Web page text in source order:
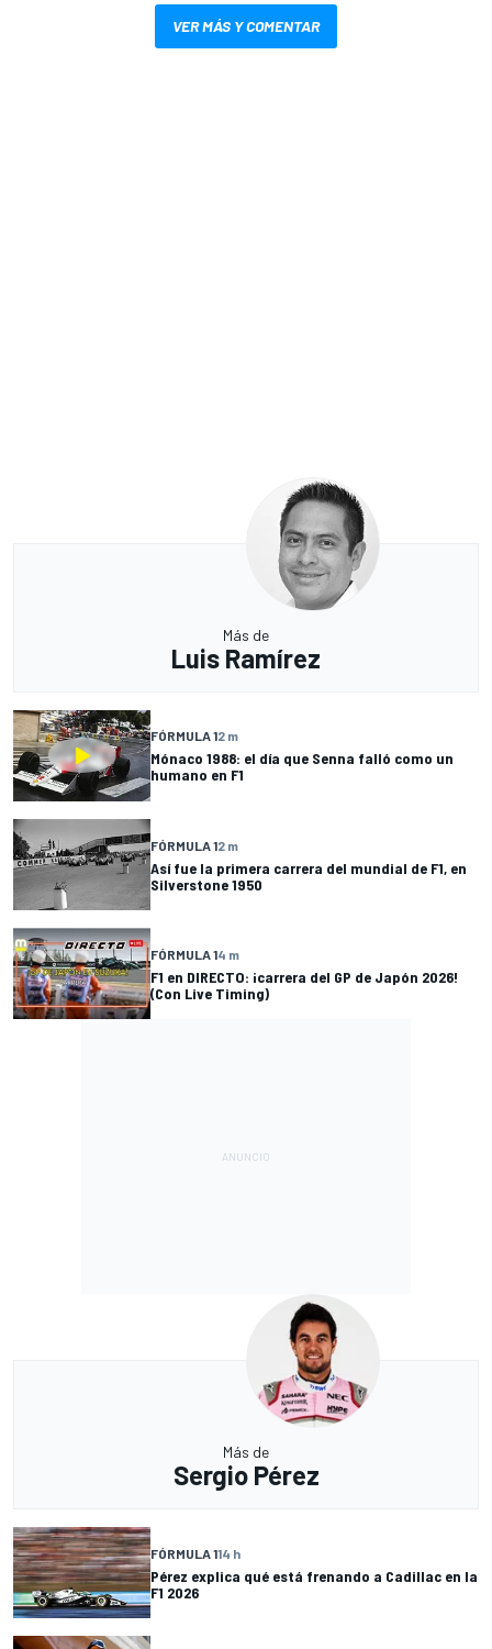
VER MÁS Y COMENTAR
Más de
Luis Ramírez
FÓRMULA 12 m
Mónaco 1988: el día que Senna falló como un
humano en F1
FÓRMULA 12 m
Así fue la primera carrera del mundial de F1, en
Silverstone 1950
FÓRMULA 14 m
F1 en DIRECTO: ¡carrera del GP de Japón 2026!
(Con Live Timing)
Más de
Sergio Pérez
FÓRMULA 114 h
Pérez explica qué está frenando a Cadillac en la
F1 2026